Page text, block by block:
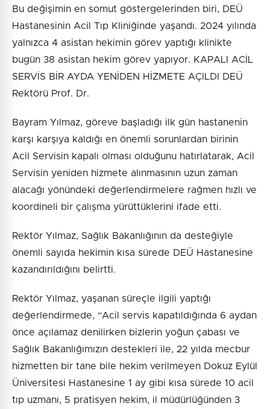
Bu değişimin en somut göstergelerinden biri, DEÜ
Hastanesinin Acil Tıp Kliniğinde yaşandı. 2024 yılında
yalnızca 4 asistan hekimin görev yaptığı klinikte
bugün 38 asistan hekim görev yapıyor. KAPALI ACİL
SERVİS BİR AYDA YENİDEN HİZMETE AÇILDI DEÜ
Rektörü Prof. Dr.
Bayram Yılmaz, göreve başladığı ilk gün hastanenin
karşı karşıya kaldığı en önemli sorunlardan birinin
Acil Servisin kapalı olması olduğunu hatırlatarak, Acil
Servisin yeniden hizmete alınmasının uzun zaman
alacağı yönündeki değerlendirmelere rağmen hızlı ve
koordineli bir çalışma yürüttüklerini ifade etti.
Rektör Yılmaz, Sağlık Bakanlığının da desteğiyle
önemli sayıda hekimin kısa sürede DEÜ Hastanesine
kazandırıldığını belirtti.
Rektör Yılmaz, yaşanan süreçle ilgili yaptığı
değerlendirmede, “Acil servis kapatıldığında 6 aydan
önce açılamaz denilirken bizlerin yoğun çabası ve
Sağlık Bakanlığımızın destekleri ile, 22 yılda mecbur
hizmetten bir tane bile hekim verilmeyen Dokuz Eylül
Üniversitesi Hastanesine 1 ay gibi kısa sürede 10 acil
tıp uzmanı, 5 pratisyen hekim, il müdürlüğünden 3